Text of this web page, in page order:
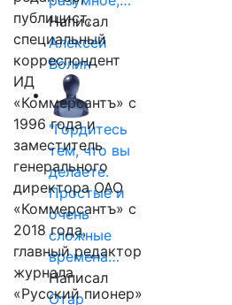
Написал
Алексей
Волин
"Гордитесь
тем, что вы
делаете.
Простые и
очень
сложные
времена…
Написал
Отар
публицист,
специальный
корреспондент
ИД
«Коммерсантъ» с
1996 года и
заместитель
генерального
директора ОАО
«Коммерсантъ» с
2018 года,
главный редактор
журнала
«Русский пионер»